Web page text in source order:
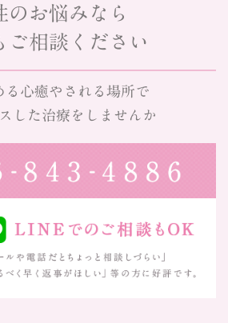
のお悩みなら
ご相談ください
る心癒やされる場所で
した治療をしませんか